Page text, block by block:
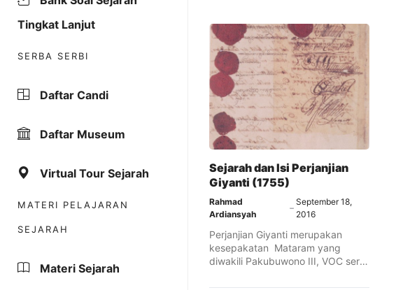
Sejarah dan Isi Perjanjian
Giyanti (1755)
Rahmad
Ardiansyah
September 18,
2016
Perjanjian Giyanti merupakan
kesepakatan Mataram yang
diwakili Pakubuwono III, VOC serta
atas ...
Tingkat Lanjut
SERBA SERBI
Daftar Candi
Daftar Museum
Virtual Tour Sejarah
MATERI PELAJARAN
SEJARAH
Materi Sejarah